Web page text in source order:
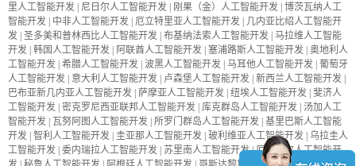
里人工智能开发 | 尼日尔人工智能开发 | 刚果（金）人工智能开发 | 博茨瓦纳人工
智能开发 | 中非人工智能开发 | 厄立特里亚人工智能开发 | 几内亚比绍人工智能开
发 | 圣多美和普林西比人工智能开发 | 布基纳法索人工智能开发 | 马拉维人工智能
开发 | 韩国人工智能开发 | 阿联酋人工智能开发 | 塞浦路斯人工智能开发 | 奥地利人
工智能开发 | 希腊人工智能开发 | 波黑人工智能开发 | 马耳他人工智能开发 | 葡萄牙
人工智能开发 | 意大利人工智能开发 | 卢森堡人工智能开发 | 新西兰人工智能开发 |
巴布亚新几内亚人工智能开发 | 萨摩亚人工智能开发 | 纽埃人工智能开发 | 斐济人
工智能开发 | 密克罗尼西亚联邦人工智能开发 | 库克群岛人工智能开发 | 汤加人工
智能开发 | 瓦努阿图人工智能开发 | 所罗门群岛人工智能开发 | 基里巴斯人工智能
开发 | 智利人工智能开发 | 圭亚那人工智能开发 | 玻利维亚人工智能开发 | 乌拉圭人
工智能开发 | 委内瑞拉人工智能开发 | 苏里南人工智能开发|厄瓜多尔人工智能开